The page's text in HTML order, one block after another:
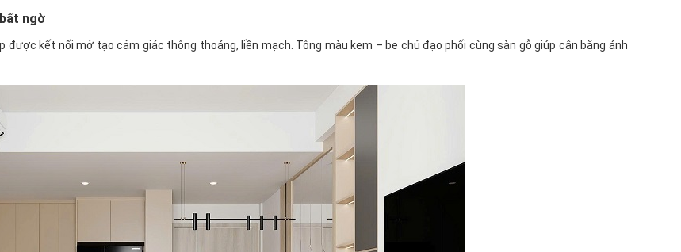
ngờ
được kết nối mở tạo cảm giác thông thoáng, liền mạch. Tông màu kem – be chủ đạo phối cùng sàn gỗ giúp cân bằng ánh